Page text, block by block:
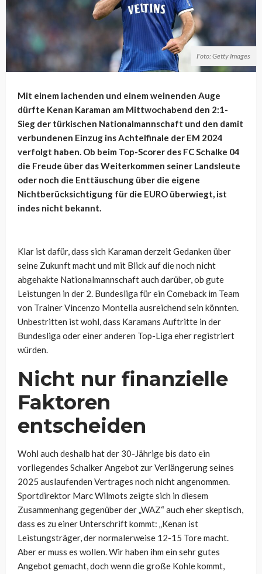
Foto: Getty Images
Mit einem lachenden und einem weinenden Auge
dürfte Kenan Karaman am Mittwochabend den 2:1-
Sieg der türkischen Nationalmannschaft und den damit
verbundenen Einzug ins Achtelfinale der EM 2024
verfolgt haben. Ob beim Top-Scorer des FC Schalke 04
die Freude über das Weiterkommen seiner Landsleute
oder noch die Enttäuschung über die eigene
Nichtberücksichtigung für die EURO überwiegt, ist
indes nicht bekannt.
Klar ist dafür, dass sich Karaman derzeit Gedanken über
seine Zukunft macht und mit Blick auf die noch nicht
abgehakte Nationalmannschaft auch darüber, ob gute
Leistungen in der 2. Bundesliga für ein Comeback im Team
von Trainer Vincenzo Montella ausreichend sein könnten.
Unbestritten ist wohl, dass Karamans Auftritte in der
Bundesliga oder einer anderen Top-Liga eher registriert
würden.
Nicht nur finanzielle
Faktoren
entscheiden
Wohl auch deshalb hat der 30-Jährige bis dato ein
vorliegendes Schalker Angebot zur Verlängerung seines
2025 auslaufenden Vertrages noch nicht angenommen.
Sportdirektor Marc Wilmots zeigte sich in diesem
Zusammenhang gegenüber der „WAZ“ auch eher skeptisch,
dass es zu einer Unterschrift kommt: „Kenan ist
Leistungsträger, der normalerweise 12-15 Tore macht.
Aber er muss es wollen. Wir haben ihm ein sehr gutes
Angebot gemacht, doch wenn die große Kohle kommt,